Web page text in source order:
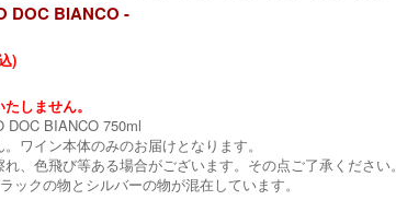
DOC BIANCO -
)
しません。
DOC BIANCO 750ml
ワイン本体のみのお届けとなります。
、色飛び等ある場合がございます。その点ご了承ください。
ックの物とシルバーの物が混在しています。